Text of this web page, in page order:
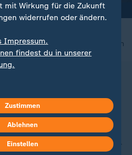
nach oben
mit Wirkung für die Zukunft
widerrufen oder ändern.
Impressum.
findest du in unserer
Zustimmen
Ablehnen
Einstellen